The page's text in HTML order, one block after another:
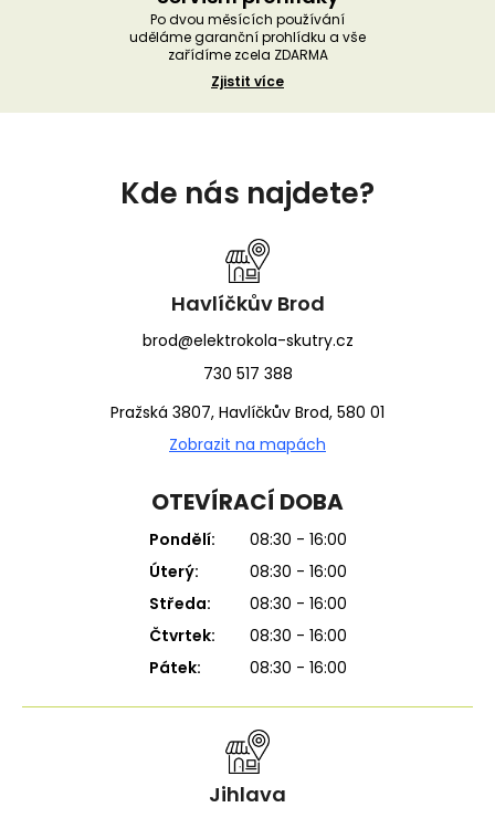
Po dvou měsících používání
uděláme garanční prohlídku a vše
zařídíme zcela ZDARMA
Zjistit více
Kde nás najdete?
Havlíčkův Brod
brod@elektrokola-skutry.cz
730 517 388
Pražská 3807, Havlíčkův Brod, 580 01
Zobrazit na mapách
OTEVÍRACÍ DOBA
Pondělí:
08:30 - 16:00
Úterý:
08:30 - 16:00
Středa:
08:30 - 16:00
Čtvrtek:
08:30 - 16:00
Pátek:
08:30 - 16:00
Jihlava